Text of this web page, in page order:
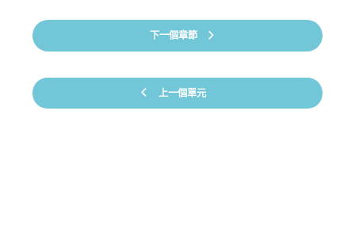
上一個單元
下一個章節